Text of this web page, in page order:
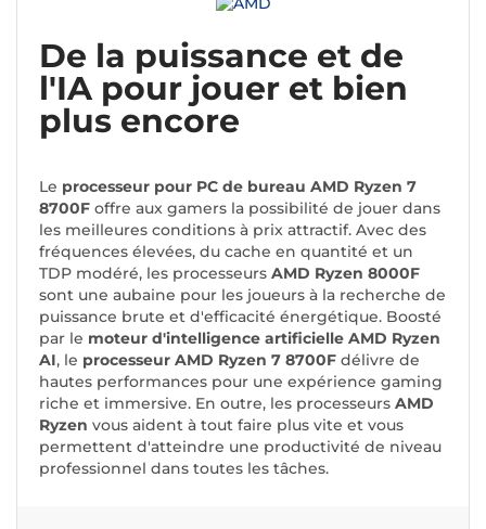
De la puissance et de
l'IA pour jouer et bien
plus encore
Le processeur pour PC de bureau AMD Ryzen 7
8700F offre aux gamers la possibilité de jouer dans
les meilleures conditions à prix attractif. Avec des
fréquences élevées, du cache en quantité et un
TDP modéré, les processeurs AMD Ryzen 8000F
sont une aubaine pour les joueurs à la recherche de
puissance brute et d'efficacité énergétique. Boosté
par le moteur d'intelligence artificielle AMD Ryzen
AI, le processeur AMD Ryzen 7 8700F délivre de
hautes performances pour une expérience gaming
riche et immersive. En outre, les processeurs AMD
Ryzen vous aident à tout faire plus vite et vous
permettent d'atteindre une productivité de niveau
professionnel dans toutes les tâches.